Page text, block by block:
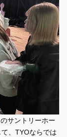
サントリーホー
、TYOならでは